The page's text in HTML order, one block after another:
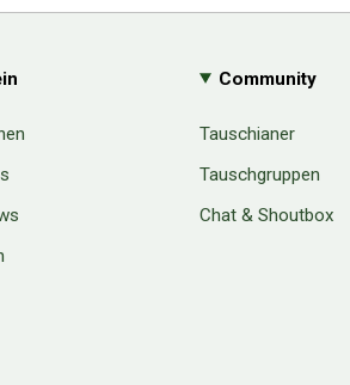
Community
Tauschianer
Tauschgruppen
Chat & Shoutbox